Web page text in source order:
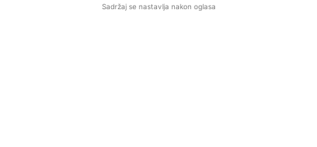
Sadržaj se nastavlja nakon oglasa